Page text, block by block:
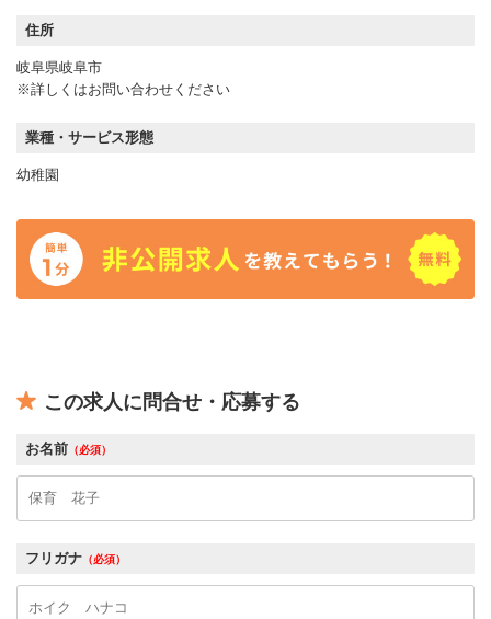
住所
岐阜県岐阜市
※詳しくはお問い合わせください
業種・サービス形態
幼稚園
この求人に問合せ・応募する
お名前 （必須）
フリガナ （必須）